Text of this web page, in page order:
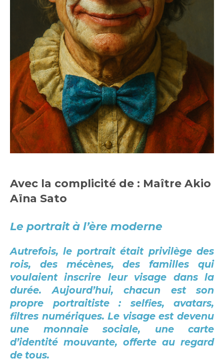
Avec la complicité de : Maître Akio
Aïna Sato
Le portrait à l’ère moderne
Autrefois, le portrait était privilège des
rois, des mécènes, des familles qui
voulaient inscrire leur visage dans la
durée. Aujourd’hui, chacun est son
propre portraitiste : selfies, avatars,
filtres numériques. Le visage est devenu
une monnaie sociale, une carte
d’identité mouvante, offerte au regard
de tous.